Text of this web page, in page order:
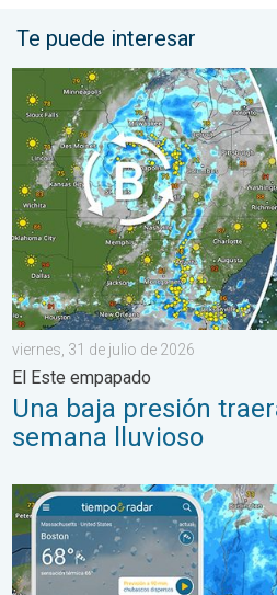
Te puede interesar
Una baja presión traerá un fin de
viernes, 31 de julio de 2026
El Este empapado
Una baja presión
semana lluvioso
Las lluvias torrenciales se